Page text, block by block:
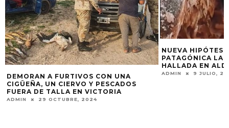
NUEVA HIPÓTESIS DESCARTA QUE SEA
PATAGÓNICA LA INUSUAL ESPECIE
HALLADA EN ALDEA SALTO
ADMIN 9 JULIO, 2025